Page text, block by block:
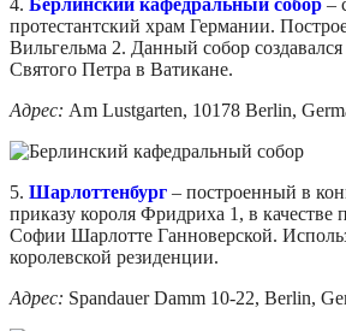
протестантский храм Германии.
Вильгельма 2. Данный собор создавался
Святого Петра в Ватикане.
Адрес: Am Lustgarten, 10178 Berlin,
5. Шарлоттенбург – построенный в
приказу короля Фридриха 1, в качестве
Софии Шарлотте Ганноверской.
королевской резиденции.
Адрес: Spandauer Damm 10-22, Berlin,